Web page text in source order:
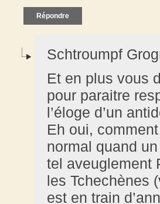
Répondre
Schtroumpf
Et en plus vous
pour paraitre
l’éloge d’un
Eh oui,
normal quand
tel aveuglement
les Tchechènes
est en train